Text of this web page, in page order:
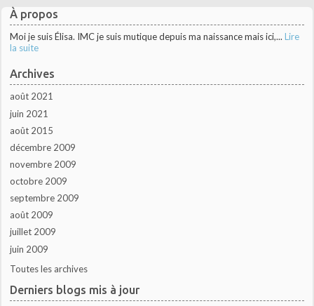
À propos
Moi je suis Élisa. IMC je suis mutique depuis ma naissance mais ici,... Lire
la suite
Archives
août 2021
juin 2021
août 2015
décembre 2009
novembre 2009
octobre 2009
septembre 2009
août 2009
juillet 2009
juin 2009
Toutes les archives
Derniers blogs mis à jour